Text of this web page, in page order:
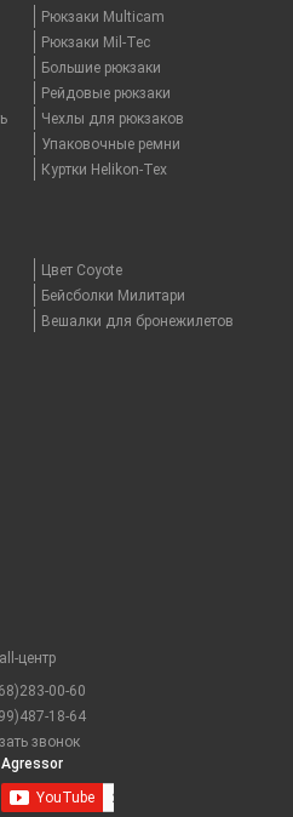
Рюкзаки Multicam
Рюкзаки Mil-Tec
Большие рюкзаки
Рейдовые рюкзаки
Чехлы для рюкзаков
Упаковочные ремни
Куртки Helikon-Tex
Цвет Coyote
Бейсболки Милитари
Вешалки для бронежилетов
центр
00-60
18-64
звонок